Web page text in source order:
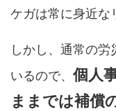
ケガは常に身近な
しかし、通常の
いるので、 個人
ままでは補償